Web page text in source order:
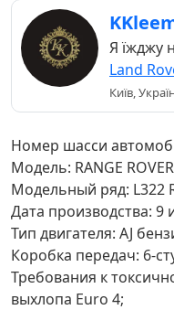
Я їжджу
Land
Київ,
Номер шасси
Модель: RANGE
Модельный ряд: L322
Дата производства: 9
Тип двигателя: AJ
Коробка передач: 6-
Требования к
выхлопа Euro 4;